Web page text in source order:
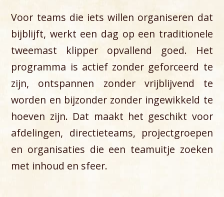
Voor teams die iets willen organiseren dat
bijblijft, werkt een dag op een traditionele
tweemast klipper opvallend goed. Het
programma is actief zonder geforceerd te
zijn, ontspannen zonder vrijblijvend te
worden en bijzonder zonder ingewikkeld te
hoeven zijn. Dat maakt het geschikt voor
afdelingen, directieteams, projectgroepen
en organisaties die een teamuitje zoeken
met inhoud en sfeer.